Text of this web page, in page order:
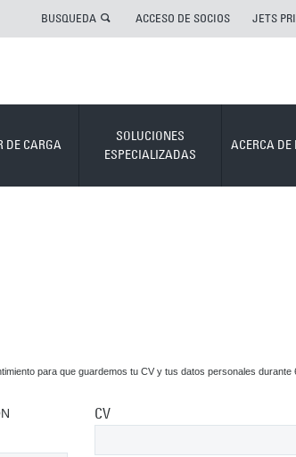
BUSQUEDA ACCESO DE SOCIOS JETS
DE CARGA
SOLUCIONES
ESPECIALIZADAS
ACERCA DE
para que guardemos tu CV y tus datos personales
CV